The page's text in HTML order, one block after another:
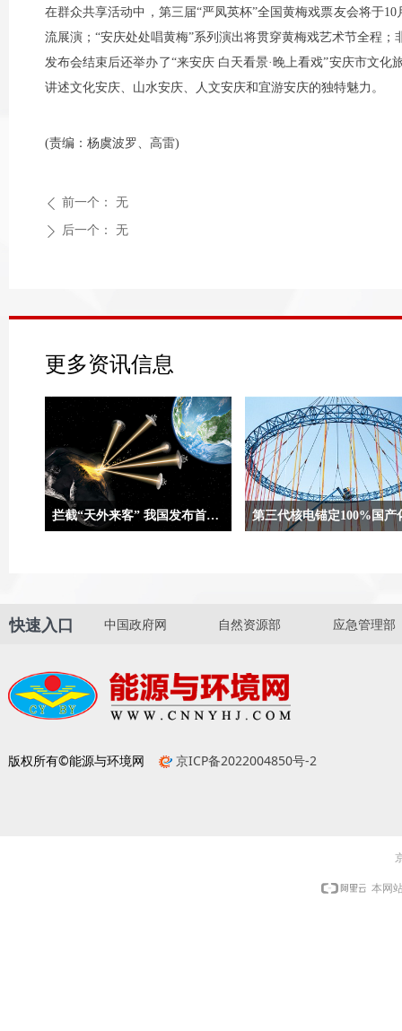
在群众共享活动中，第三届“严凤英杯”全国黄梅戏票友会将于
流展演；“安庆处处唱黄梅”系列演出将贯穿黄梅戏艺术节全程
发布会结束后还举办了“来安庆 白天看景·晚上看戏”安庆市文
讲述文化安庆、山水安庆、人文安庆和宜游安庆的独特魅力。
(责编：杨虞波罗、高雷)
ꄴ 前一个： 无
ꄲ 后一个： 无
更多资讯信息
拦截“天外来客” 我国发布首次近地小行星防御任务方案设想
小行星防御任务，并发布首次近地小
用“伴飞+动能撞击+伴飞”模式。
电自主化标志性成果，是完全
电技术的先进水平。
版权所有©能源与环境网 京ICP备2022004850号-2
快速入口 中国政府网 自然资源部 应急管理部
本网